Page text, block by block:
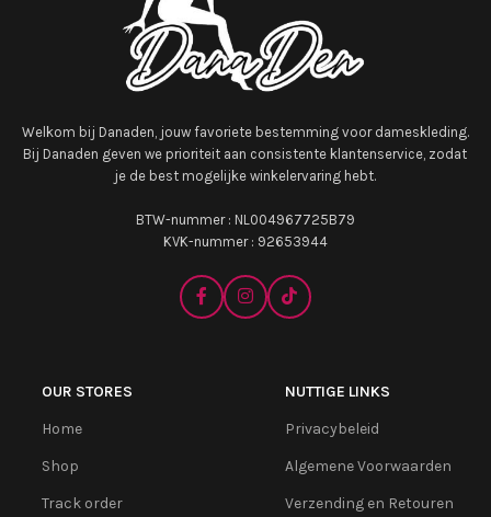
Welkom bij Danaden, jouw favoriete bestemming voor dameskleding.
Bij Danaden geven we prioriteit aan consistente klantenservice, zodat
je de best mogelijke winkelervaring hebt.
BTW-nummer : NL004967725B79
KVK-nummer : 92653944
OUR STORES
Home
Shop
Track order
NUTTIGE LINKS
Privacybeleid
Algemene Voorwaarden
Verzending en Retouren